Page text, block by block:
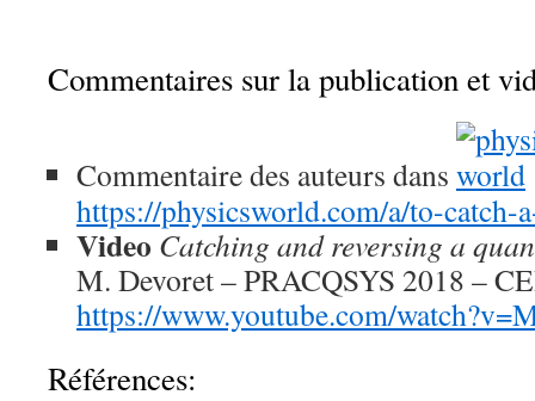
Commentaires sur la publication et
Commentaire des auteurs dans
https://physicsworld.com/a/to-catch-
Video Catching and reversing a
M. Devoret – PRACQSYS 2018 –
https://www.youtube.com/
Références: